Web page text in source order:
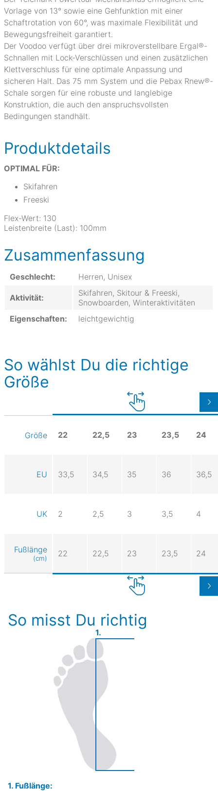
Vorlage von 13° sowie eine Gehfunktion mit einer
Schaftrotation von 60°, was maximale Flexibilität und
Bewegungsfreiheit garantiert.
Der Voodoo verfügt über drei mikroverstellbare Ergal®-
Schnallen mit Lock-Verschlüssen und einen zusätzlichen
Klettverschluss für eine optimale Anpassung und
sicheren Halt. Das 75 mm System und die Pebax Rnew®-
Schale sorgen für eine robuste und langlebige
Konstruktion, die auch den anspruchsvollsten
Bedingungen standhält.
Produktdetails
OPTIMAL FÜR:
Skifahren
Freeski
Flex-Wert: 130
Leistenbreite (Last): 100mm
Zusammenfassung
Geschlecht: Herren, Unisex
Aktivität:
Skifahren, Skitour & Freeski,
Snowboarden, Winteraktivitäten
Eigenschaften:
leichtgewichtig
So wählst Du die richtige
Größe
Größe 22 22,5 23 23,5 24
EU 33,5 34,5 35 36 36,5
UK 2 2,5 3 3,5 4
Fußlänge
(cm) 22 22,5 23 23,5 24
So misst Du richtig
1.
1. Fußlänge: